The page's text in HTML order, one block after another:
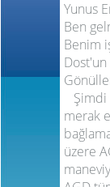
Yunus
Ben
Benim
Şimdi
merak
üzere